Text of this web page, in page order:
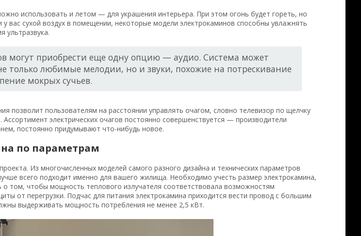
использовать и летом — для украшения интерьера. При этом огонь будет гореть, но
у вас сухой воздух в помещении, некоторые модели электрокаминов способны увлажнять
ультразвука.
могут приобрести еще одну опцию — аудио. Система может
только любимые мелодии, но и звуки, похожие на потрескивание
мокрых сучьев.
позволит пользователям на расстоянии управлять очагом, словно телевизор по щелчку
Ассортимент электрических очагов постоянно совершенствуется — производители
постоянно придумывают что-нибудь новое.
по параметрам
Из многочисленных моделей самого разного дизайна и технических параметров
всего подходит именно для вашего жилища. Необходимо учесть размер электрокамина,
том, чтобы мощность теплового излучателя соответствовала возможностям
от перегрузки. Подчас для питания электрокамина приходится вести провод с большим
выдерживать мощность потребления не менее 2,5 кВт.